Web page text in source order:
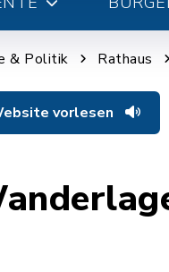
& Politik Rathaus
vorlesen